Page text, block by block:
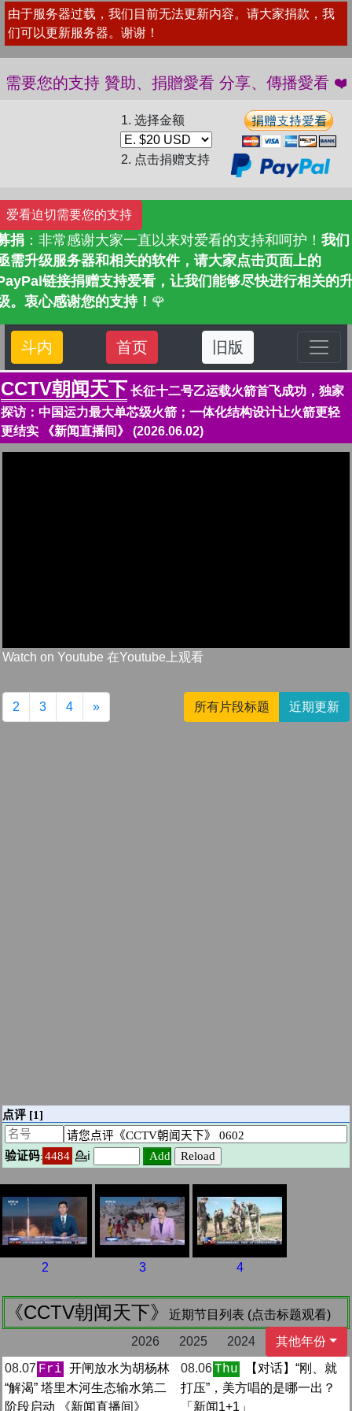
由于服务器过载，我们目前无法更新内容。请大家捐款，我
们可以更新服务器。谢谢！
需要您的支持 贊助、捐贈愛看 分享、傳播愛看
1. 选择金额
2. 点击捐赠支持
爱看迫切需要您的支持
捐 ：非常感谢大家一直以来对爱看的支持和呵护！ 我们
需升级服务器和相关的软件，请大家点击页面上的
链接捐赠支持爱看，让我们能够尽快进行相关的
。衷心感谢您的支持！ 🌹
斗内 首页 旧版
CCTV朝闻天下 长征十二号乙运载火箭首飞成功，独家
探访：中国运力最大单芯级火箭；一体化结构设计让火箭更轻
更结实 《新闻直播间》 (2026.06.02)
Watch on Youtube 在Youtube上观看
2 3 4 » 所有片段标题 近期更新
2 3 4
《CCTV朝闻天下》
近期节目列表 (点击标题观看)
2026
2025 2024
其他年份
08.07 Fri 开闸放水为胡杨林
“解渴” 塔里木河生态输水第二
阶段启动 《新闻直播间》
08.06Thu
【对话】“刚、就
打压”，美方唱的是哪一出？
「新闻1+1」